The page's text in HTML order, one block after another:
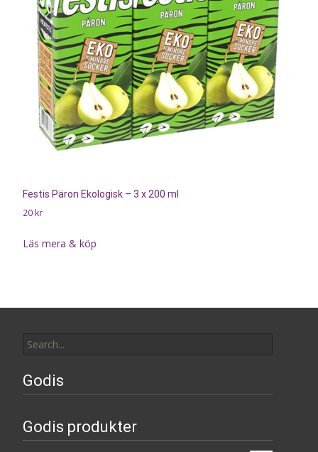
Festis Päron Ekologisk – 3 x 200 ml
20 kr
Läs mera & köp
for:
Godis
Godis produkter